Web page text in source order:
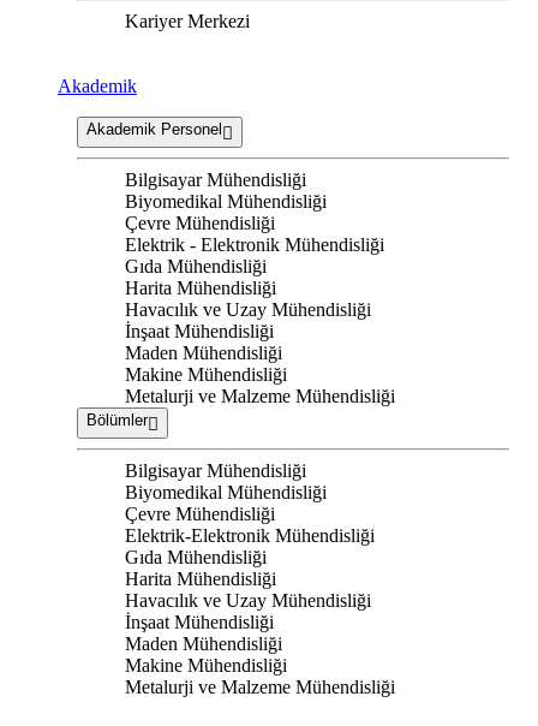
Kariyer Merkezi
Akademik
Akademik Personel
Bilgisayar Mühendisliği
Biyomedikal Mühendisliği
Çevre Mühendisliği
Elektrik - Elektronik Mühendisliği
Gıda Mühendisliği
Harita Mühendisliği
Havacılık ve Uzay Mühendisliği
İnşaat Mühendisliği
Maden Mühendisliği
Makine Mühendisliği
Metalurji ve Malzeme Mühendisliği
Bölümler
Bilgisayar Mühendisliği
Biyomedikal Mühendisliği
Çevre Mühendisliği
Elektrik-Elektronik Mühendisliği
Gıda Mühendisliği
Harita Mühendisliği
Havacılık ve Uzay Mühendisliği
İnşaat Mühendisliği
Maden Mühendisliği
Makine Mühendisliği
Metalurji ve Malzeme Mühendisliği